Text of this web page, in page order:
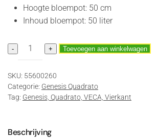
Hoogte bloempot: 50 cm
Inhoud bloempot: 50 liter
-
Genesis
Quadrato
Brons
aantal
+ Toevoegen aan winkelwagen
SKU: 55600260
Categorie: Genesis Quadrato
Tag: Genesis, Quadrato, VECA, Vierkant
Beschrijving